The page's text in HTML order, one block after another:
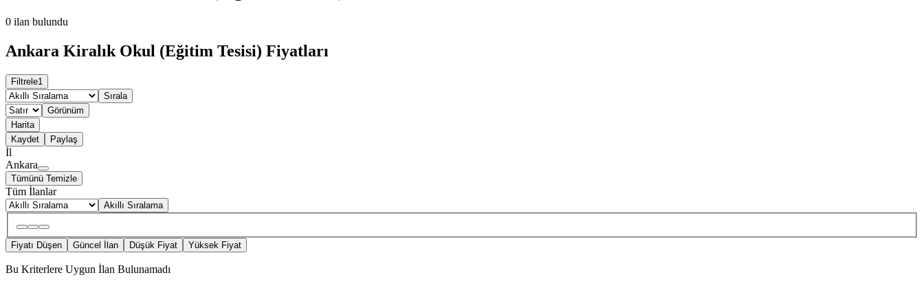
0 ilan bulundu
Ankara Kiralık Okul (Eğitim Tesisi) Fiyatları
Filtrele1
Sırala
Görünüm
Harita
Kaydet
Paylaş
İl
Ankara
Tümünü Temizle
Tüm İlanlar
Akıllı Sıralama
Fiyatı Düşen Güncel İlan Düşük Fiyat Yüksek Fiyat
Bu Kriterlere Uygun İlan Bulunamadı